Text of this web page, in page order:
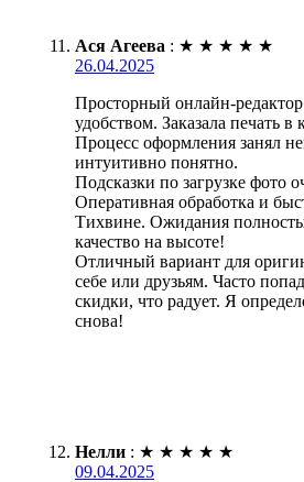
Ася Агеева : ★ ★ ★ ★ ★
26.04.2025
Просторный онлайн-редактор
удобством. Заказала печать в
Процесс оформления занял
интуитивно понятно.
Подсказки по загрузке фото
Оперативная обработка и
Тихвине. Ожидания
качество на высоте!
Отличный вариант для
себе или друзьям. Часто
скидки, что радует. Я
снова!
Нелли : ★ ★ ★ ★ ★
09.04.2025